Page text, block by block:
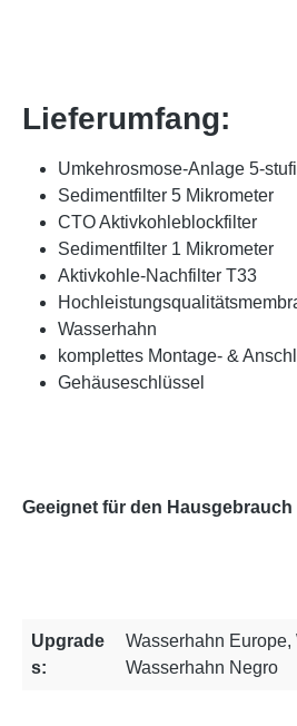
Lieferumfang:
Umkehrosmose-Anlage 5-
Sedimentfilter 5 Mikrometer
CTO Aktivkohleblockfilter
Sedimentfilter 1 Mikrometer
Aktivkohle-Nachfilter T33
Wasserhahn
komplettes Montage- &
Gehäuseschlüssel
Geeignet für den
Upgrade
s:
Wasserhahn
Wasserhahn Negro